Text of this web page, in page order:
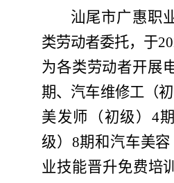
汕尾市广惠职
类劳动者委托， 于20
为各类劳动者开展
期、 汽车维修工（初
美发师（初级） 4
级） 8期和 汽车美容
业技能晋升免费培